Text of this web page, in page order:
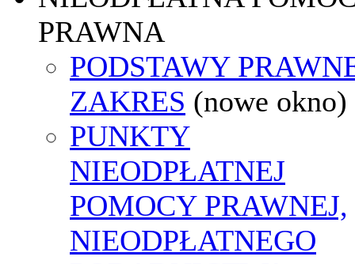
PRAWNA
PODSTAWY
ZAKRES (nowe okno)
PUNKTY
NIEODPŁATNEJ
POMOCY PRAWNEJ,
NIEODPŁATNEGO